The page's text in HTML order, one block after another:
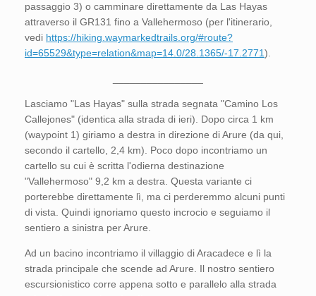
passaggio 3) o camminare direttamente da Las Hayas
attraverso il GR131 fino a Vallehermoso (per l'itinerario,
vedi https://hiking.waymarkedtrails.org/#route?
id=65529&type=relation&map=14.0/28.1365/-17.2771).
Lasciamo "Las Hayas" sulla strada segnata "Camino Los
Callejones" (identica alla strada di ieri). Dopo circa 1 km
(waypoint 1) giriamo a destra in direzione di Arure (da qui,
secondo il cartello, 2,4 km). Poco dopo incontriamo un
cartello su cui è scritta l'odierna destinazione
"Vallehermoso" 9,2 km a destra. Questa variante ci
porterebbe direttamente lì, ma ci perderemmo alcuni punti
di vista. Quindi ignoriamo questo incrocio e seguiamo il
sentiero a sinistra per Arure.
Ad un bacino incontriamo il villaggio di Aracadece e lì la
strada principale che scende ad Arure. Il nostro sentiero
escursionistico corre appena sotto e parallelo alla strada